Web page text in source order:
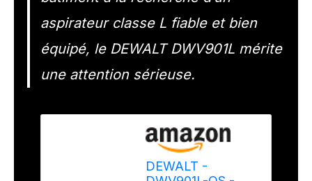
aspirateur classe L fiable et bien
équipé, le DEWALT DWV901L mérite
une attention sérieuse.
DEWALT -